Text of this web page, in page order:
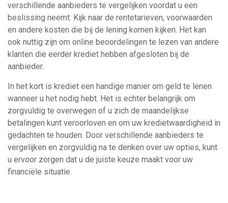
verschillende aanbieders te vergelijken voordat u een
beslissing neemt. Kijk naar de rentetarieven, voorwaarden
en andere kosten die bij de lening komen kijken. Het kan
ook nuttig zijn om online beoordelingen te lezen van andere
klanten die eerder krediet hebben afgesloten bij de
aanbieder.
In het kort is krediet een handige manier om geld te lenen
wanneer u het nodig hebt. Het is echter belangrijk om
zorgvuldig te overwegen of u zich de maandelijkse
betalingen kunt veroorloven en om uw kredietwaardigheid in
gedachten te houden. Door verschillende aanbieders te
vergelijken en zorgvuldig na te denken over uw opties, kunt
u ervoor zorgen dat u de juiste keuze maakt voor uw
financiële situatie.